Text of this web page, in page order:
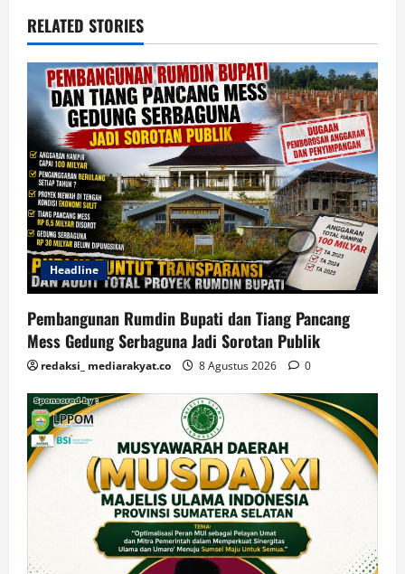
RELATED STORIES
Headline
Pembangunan Rumdin Bupati dan Tiang Pancang
Mess Gedung Serbaguna Jadi Sorotan Publik
redaksi_ mediarakyat.co 8 Agustus 2026 0